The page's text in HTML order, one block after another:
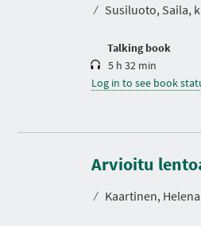
⁄ Susiluoto, Saila,
Talking book
i
5 h 32 min
Log in to see book
Arvioitu
⁄ Kaartinen,
D
r
a
i